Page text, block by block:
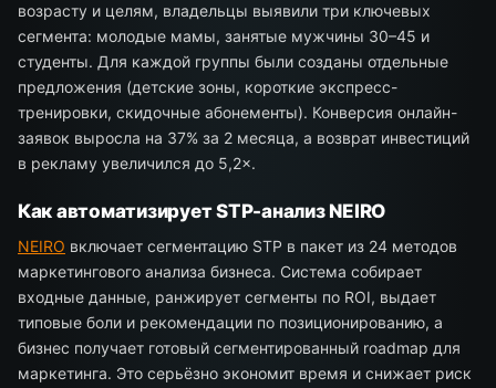
возрасту и целям, владельцы выявили три ключевых
сегмента: молодые мамы, занятые мужчины 30–45 и
студенты. Для каждой группы были созданы отдельные
предложения (детские зоны, короткие экспресс-
тренировки, скидочные абонементы). Конверсия онлайн-
заявок выросла на 37% за 2 месяца, а возврат инвестиций
в рекламу увеличился до 5,2×.
Как автоматизирует STP-анализ NEIRO
NEIRO включает сегментацию STP в пакет из 24 методов
маркетингового анализа бизнеса. Система собирает
входные данные, ранжирует сегменты по ROI, выдает
типовые боли и рекомендации по позиционированию, а
бизнес получает готовый сегментированный roadmap для
маркетинга. Это серьёзно экономит время и снижает риск